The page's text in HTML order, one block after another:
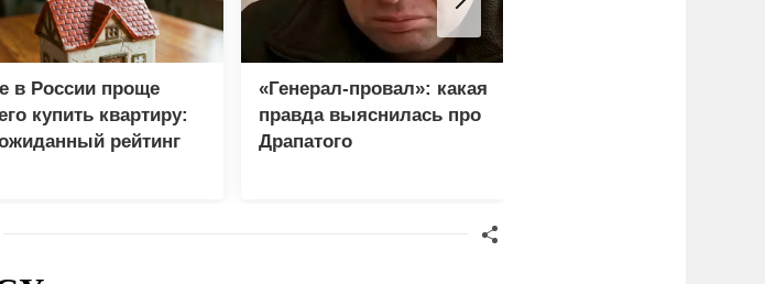
в России проще
купить квартиру:
рейтинг
«Генерал-провал»: какая
правда выяснилась про
Драпатого